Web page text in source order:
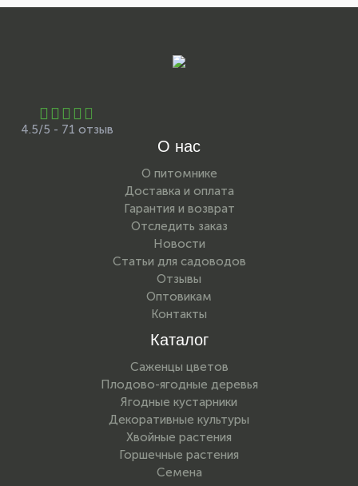
4.5/5 - 71 отзыв
О нас
О питомнике
Доставка и оплата
Гарантия и возврат
Отследить заказ
Новости
Статьи для садоводов
Отзывы
Оптовикам
Контакты
Каталог
Саженцы цветов
Плодово-ягодные деревья
Ягодные кустарники
Декоративные культуры
Хвойные растения
Горшечные растения
Семена